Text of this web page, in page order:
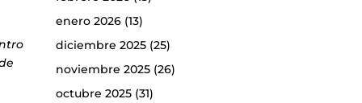
enero 2026(13)
diciembre 2025(25)
noviembre 2025(26)
octubre 2025(31)